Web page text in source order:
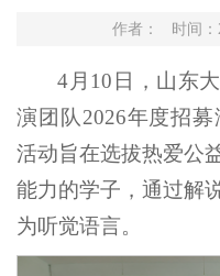
作者： 时间：
4月10日，山东
演团队2026年度招
活动旨在选拔热爱公
能力的学子，通过解
为听觉语言。